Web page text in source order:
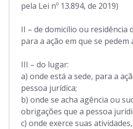
pela Lei nº 13.894, de 2019)
II – de domicílio ou residência
para a ação em que se pedem
III – do lugar:
a) onde está a sede, para a
pessoa jurídica;
b) onde se acha agência ou
obrigações que a pessoa
c) onde exerce suas